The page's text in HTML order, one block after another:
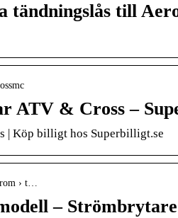
tändningslås till
ATV & Cross –
| Köp billigt hos Superbilligt.se
› t…
–